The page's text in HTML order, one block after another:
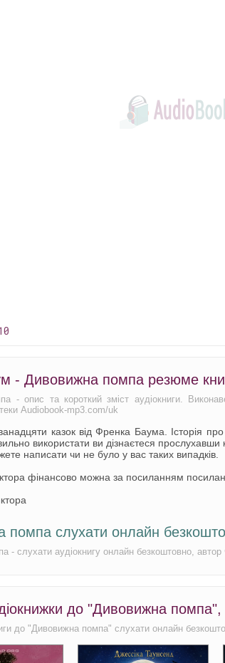
- Дивовижна помпа резюме
- опис та короткий зміст аудіокниги.
Audiobook-mp3.com/uk
казок від Френка Баума. Історія
використати ви дізнаєтеся прослухавши
написати чи не було у вас таких випадків.
фінансово можна за посиланням
помпа слухати онлайн
- слухати аудіокнигу онлайн безкоштовно,
до "Дивовижна
до "Дивовижна помпа" слухати онлайн